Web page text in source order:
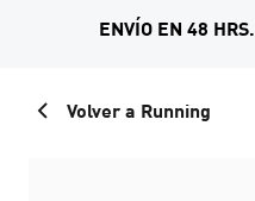
ENVÍO EN 48
Volver a Running